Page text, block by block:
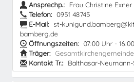
Ansprechp.: Frau Christine Exner
Telefon: 0951 48745
E-Mail: st-
bamberg.de
Öffnungszeiten: 07:00 Uhr -
Träger:
Kontakt Tr.: Balthasar-Neumann-